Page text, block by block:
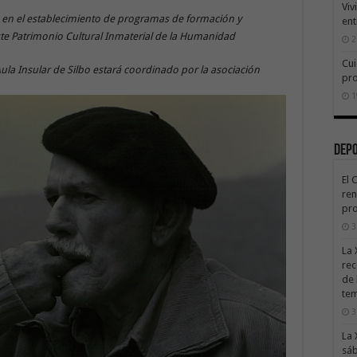
el establecimiento de programas de formación y
Patrimonio Cultural Inmaterial de la Humanidad
Insular de Silbo estará coordinado por la asociación
El
La
de
La